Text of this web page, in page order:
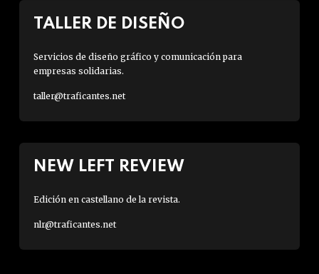
TALLER DE DISEÑO
Servicios de diseño gráfico y comunicación para
empresas solidarias.
taller@traficantes.net
NEW LEFT REVIEW
Edición en castellano de la revista.
nlr@traficantes.net